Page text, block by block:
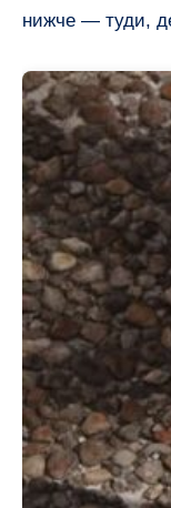
нижче — туди,